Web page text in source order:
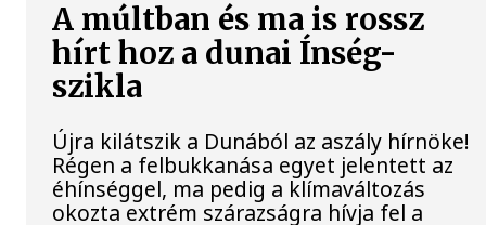
A múltban és ma is rossz
hírt hoz a dunai Ínség-
szikla
Újra kilátszik a Dunából az aszály hírnöke!
Régen a felbukkanása egyet jelentett az
éhínséggel, ma pedig a klímaváltozás
okozta extrém szárazságra hívja fel a